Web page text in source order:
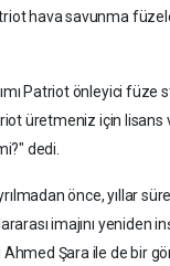
hava savunma
Patriot önleyici füze
üretmeniz için lisans
dedi.
önce, yıllar
imajını yeniden
Ahmed Şara ile de bir